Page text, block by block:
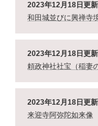
2023年12月18日更新
和田城並びに興禅寺
2023年12月18日更新
頼政神社社宝（稲妻
2023年12月18日更新
来迎寺阿弥陀如来像